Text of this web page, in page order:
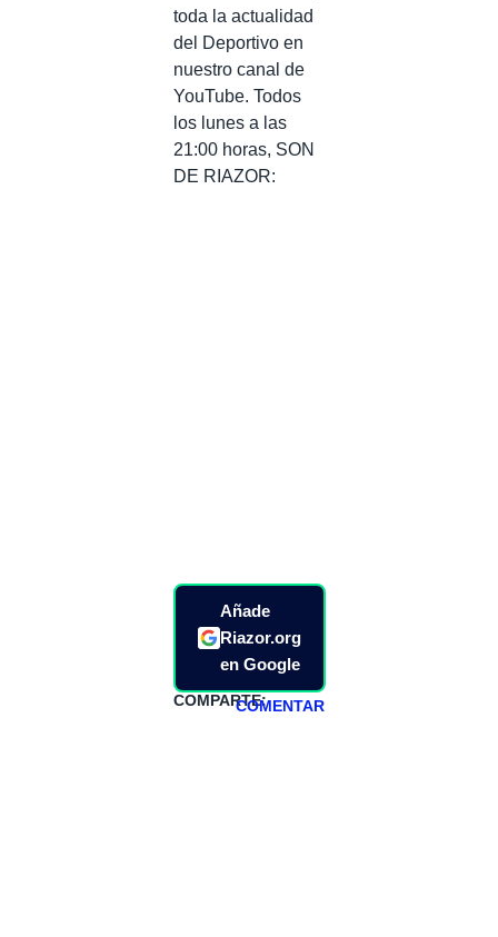
toda la actualidad
del Deportivo en
nuestro canal de
YouTube. Todos
los lunes a las
21:00 horas, SON
DE RIAZOR:
Añade
Riazor.org
en Google
COMPARTE:COMENTAR